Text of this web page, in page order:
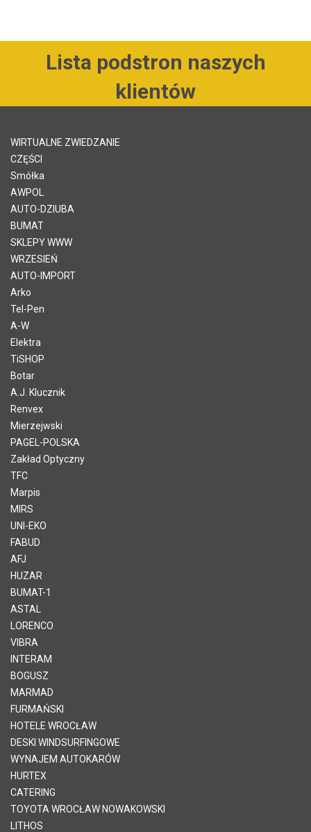
Lista podstron naszych
klientów
WIRTUALNE ZWIEDZANIE
CZĘŚCI
Smółka
AWPOL
AUTO-DZIUBA
BUMAT
SKLEPY WWW
WRZESIEŃ
AUTO-IMPORT
Arko
Tel-Pen
A-W
Elektra
TiSHOP
Botar
A.J. Klucznik
Renvex
Mierzejwski
PAGEL-POLSKA
Zakład Optyczny
TFC
Marpis
MIRS
UNI-EKO
FABUD
AFJ
HUZAR
BUMAT-1
ASTAL
LORENCO
VIBRA
INTERAM
BOGUSZ
MARMAD
FURMAŃSKI
HOTELE WROCŁAW
DESKI WINDSURFINGOWE
WYNAJEM AUTOKARÓW
HURTEX
CATERING
TOYOTA WROCŁAW NOWAKOWSKI
LITHOS